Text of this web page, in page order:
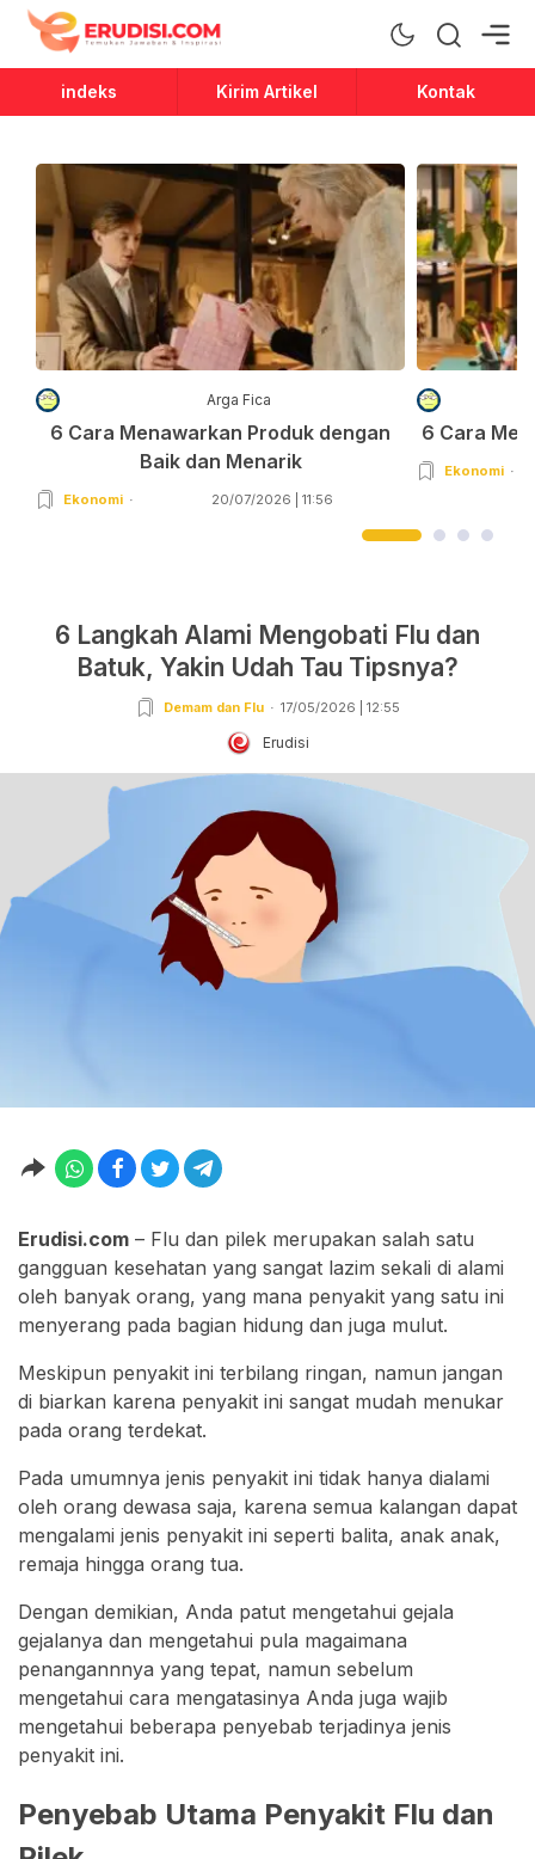
Erudisi
Temukan Jawaban dan Inspirasi
indeks Kirim Artikel Kontak
Arga Fica
6 Cara Menawarkan Produk dengan
Baik dan Menarik
Ekonomi 20/07/2026 | 11:56
6 Cara
Ekonomi
6 Langkah Alami Mengobati Flu dan
Batuk, Yakin Udah Tau Tipsnya?
Demam dan Flu 17/05/2026 | 12:55
Erudisi
Erudisi.com – Flu dan pilek merupakan salah satu
gangguan kesehatan yang sangat lazim sekali di alami
oleh banyak orang, yang mana penyakit yang satu ini
menyerang pada bagian hidung dan juga mulut.
Meskipun penyakit ini terbilang ringan, namun jangan
di biarkan karena penyakit ini sangat mudah menukar
pada orang terdekat.
Pada umumnya jenis penyakit ini tidak hanya dialami
oleh orang dewasa saja, karena semua kalangan dapat
mengalami jenis penyakit ini seperti balita, anak anak,
remaja hingga orang tua.
Dengan demikian, Anda patut mengetahui gejala
gejalanya dan mengetahui pula magaimana
penangannnya yang tepat, namun sebelum
mengetahui cara mengatasinya Anda juga wajib
mengetahui beberapa penyebab terjadinya jenis
penyakit ini.
Penyebab Utama Penyakit Flu dan